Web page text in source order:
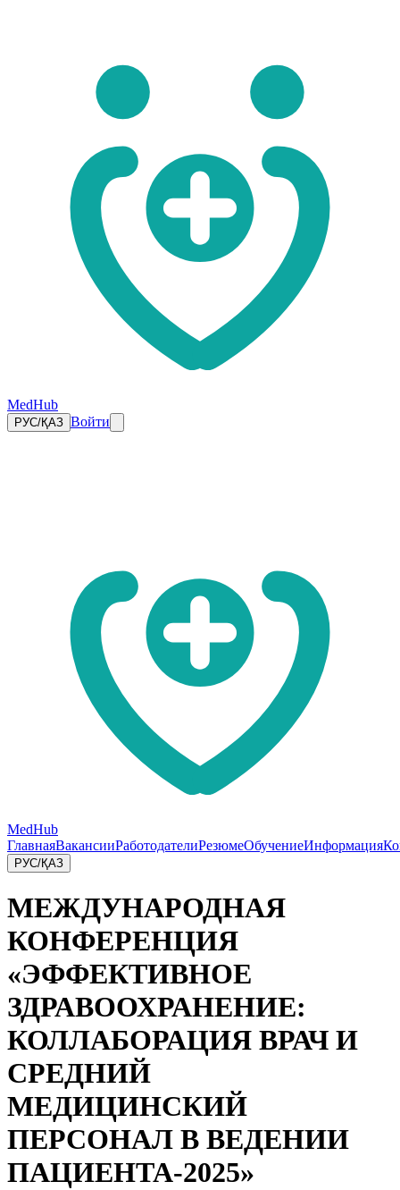
MedHub
РУС/ҚАЗ Войти
MedHub
ГлавнаяВакансииРаботодателиРезюмеОбучениеИнформация
РУС/ҚАЗ
МЕЖДУНАРОДНАЯ
КОНФЕРЕНЦИЯ
«ЭФФЕКТИВНОЕ
ЗДРАВООХРАНЕНИЕ:
КОЛЛАБОРАЦИЯ ВРАЧ И
СРЕДНИЙ
МЕДИЦИНСКИЙ
ПЕРСОНАЛ В ВЕДЕНИИ
ПАЦИЕНТА-2025»